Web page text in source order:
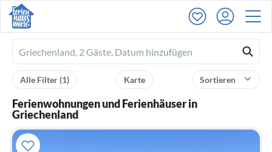
Ferienhausmiete
logo
Sortieren
Karte
Alle Filter(1)
Ferienwohnungen und Ferienhäuser in
Griechenland